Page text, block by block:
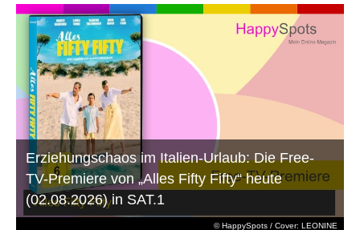
© HappySpots / Cover: LEONINE
Erziehungschaos im Italien-Urlaub: Die Free-
TV-Premiere von „Alles Fifty Fifty“ heute
(02.08.2026) in SAT.1